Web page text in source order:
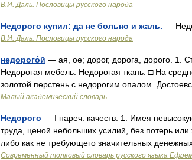
В.И. Даль. Пословицы русского народа
Недорого купил: да не больно и жаль. —
В.И. Даль. Пословицы русского народа
недорого́й — ая, ое; дорог, дорога, дорого. 1.
Недорогая мебель. Недорогая ткань. □ На
золотой перстень с недорогим опалом.
Малый академический словарь
Недорого — I нареч. качеств. 1. Имея
труда, ценой небольших усилий, без потерь
либо как не требующего значительных
Современный толковый словарь русского языка